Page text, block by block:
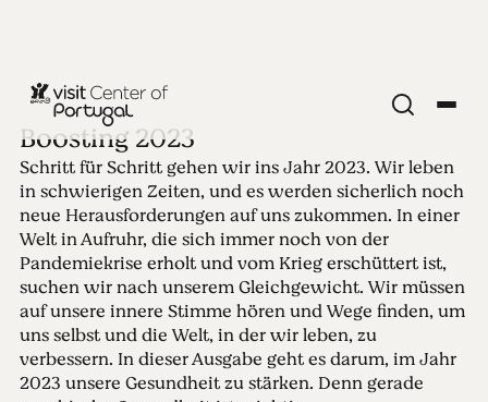
Ausgabe 70 -
Boosting 2023
09.01.2023 • 22.01.2023
Auf dem Weg ins Jahr 2023 gehen wir Schritt für
Schritt vor. In dieser Ausgabe geht es um die
Verstärkung des Jahres 2023 durch Gesundheit.
Denn psychische Gesundheit ist wichtig.
Boosting 2023
Schritt für Schritt gehen wir ins Jahr 2023. Wir leben
in schwierigen Zeiten, und es werden sicherlich noch
neue Herausforderungen auf uns zukommen. In einer
Welt in Aufruhr, die sich immer noch von der
Pandemiekrise erholt und vom Krieg erschüttert ist,
suchen wir nach unserem Gleichgewicht. Wir müssen
auf unsere innere Stimme hören und Wege finden, um
uns selbst und die Welt, in der wir leben, zu
verbessern. In dieser Ausgabe geht es darum, im Jahr
2023 unsere Gesundheit zu stärken. Denn gerade